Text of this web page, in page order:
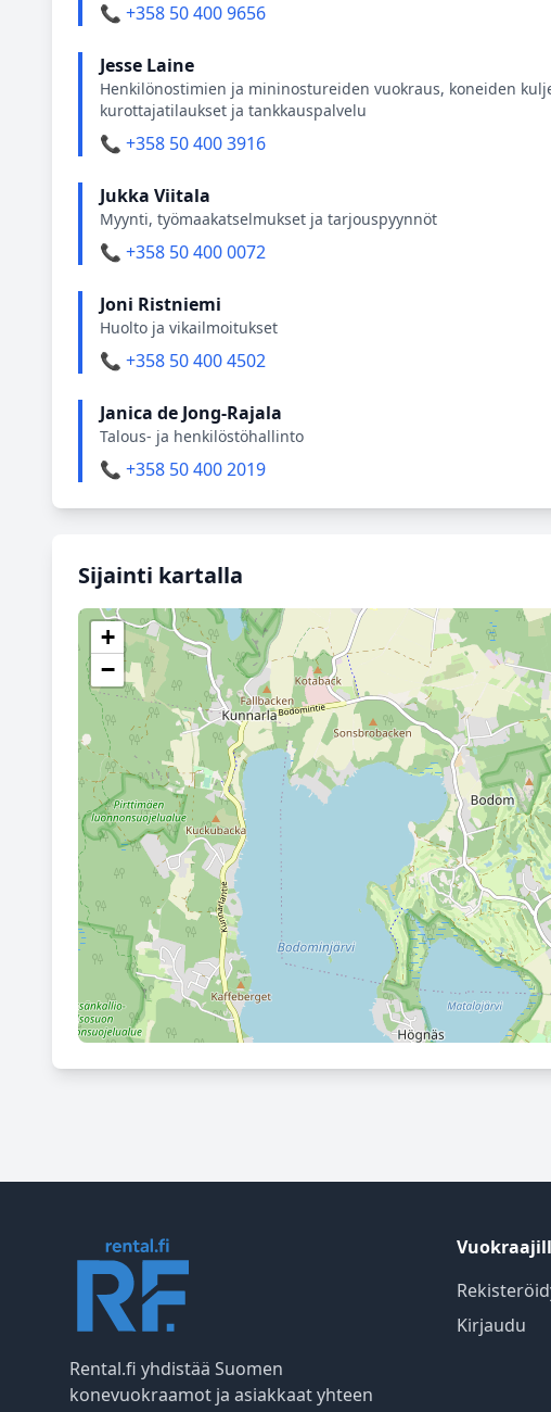
📞 +358 50 400 9656
Jesse Laine
Henkilönostimien ja mininostureiden vuokraus, koneiden
kurottajatilaukset ja tankkauspalvelu
📞 +358 50 400 3916
Jukka Viitala
Myynti, työmaakatselmukset ja tarjouspyynnöt
📞 +358 50 400 0072
Joni Ristniemi
Huolto ja vikailmoitukset
📞 +358 50 400 4502
Janica de Jong-Rajala
Talous- ja henkilöstöhallinto
📞 +358 50 400 2019
Sijainti kartalla
+
−
Rental.fi yhdistää Suomen
konevuokraamot ja asiakkaat yhteen
Kirjaudu